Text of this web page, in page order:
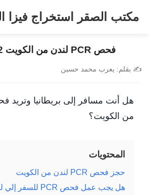
مكتب الصقر استخراج فيزا
فحص PCR لندن من الكويت 97171662
✍️ بقلم: يعرب محمد حسين
من الكويت؟
المحتويات
حجز فحص PCR لندن من الكويت
هل يجب عمل فحص PCR للسفر إلي لندن؟